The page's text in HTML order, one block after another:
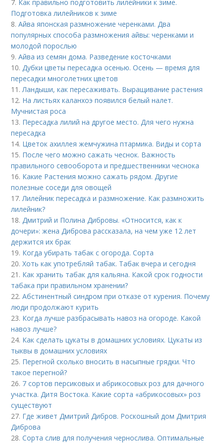
7. Как правильно подготовить лилейники к зиме.
Подготовка лилейников к зиме
8.Айва японская размножение черенками. Два
популярных способа размножения айвы: черенками и
молодой порослью
9.Айва из семян дома. Разведение косточками
10.Дубки цветы пересадка осенью. Осень — время для
пересадки многолетних цветов
11.Ландыши, как пересаживать. Выращивание растения
12. На листьях каланхоэ появился белый налет.
Мучнистая роса
13. Пересадка лилий на другое место. Для чего нужна
пересадка
14. Цветок ахиллея жемчужина птармика. Виды и сорта
15. После чего можно сажать чеснок. Важность
правильного севооборота и предшественники чеснока
16. Какие Растения можно сажать рядом. Другие
полезные соседи для овощей
17.Лилейник пересадка и размножение. Как размножить
лилейник?
18.Дмитрий и Полина Дибровы. «Относится, как к
дочери»: жена Диброва рассказала, на чем уже 12 лет
держится их брак
19. Когда убирать табак с огорода. Сорта
20.Хоть как употребляй табак. Табак вчера и сегодня
21. Как хранить табак для кальяна. Какой срок годности
табака при правильном хранении?
22.Абстинентный синдром при отказе от курения. Почему
люди продолжают курить
23. Когда лучше разбрасывать навоз на огороде. Какой
навоз лучше?
24. Как сделать цукаты в домашних условиях. Цукаты из
тыквы в домашних условиях
25. Перегной сколько вносить в насыпные грядки. Что
такое перегной?
26. 7 сортов персиковых и абрикосовых роз для дачного
участка. Дитя Востока. Какие сорта «абрикосовых» роз
существуют
27. Где живет Дмитрий Дибров. Роскошный дом Дмитрия
Диброва
28.Сорта слив для получения чернослива. Оптимальные